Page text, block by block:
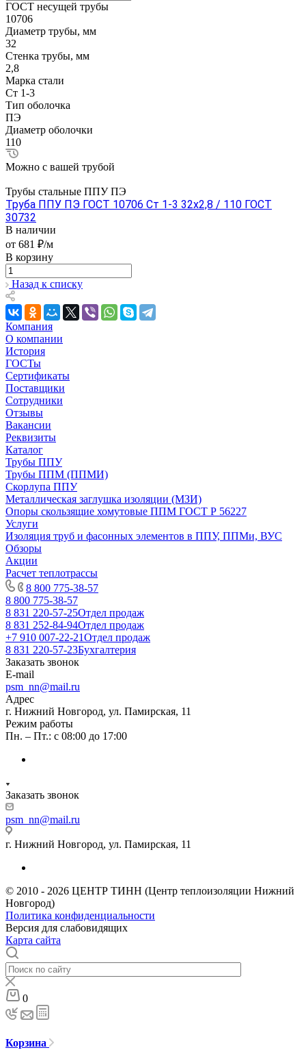
ГОСТ несущей трубы
10706
Диаметр трубы, мм
32
Стенка трубы, мм
2,8
Марка стали
Ст 1-3
Тип оболочка
ПЭ
Диаметр оболочки
110
Можно с вашей трубой
Трубы стальные ППУ ПЭ
Труба ППУ ПЭ ГОСТ 10706 Ст 1-3 32x2,8 / 110 ГОСТ
30732
В наличии
от 681 ₽/м
В корзину
Назад к списку
Компания
О компании
История
ГОСТы
Сертификаты
Поставщики
Сотрудники
Отзывы
Вакансии
Реквизиты
Каталог
Трубы ППУ
Трубы ППМ (ППМИ)
Скорлупа ППУ
Металлическая заглушка изоляции (МЗИ)
Опоры скользящие хомутовые ППМ ГОСТ Р 56227
Услуги
Изоляция труб и фасонных элементов в ППУ, ППМи, ВУС
Обзоры
Акции
Расчет теплотрассы
8 800 775-38-57
8 800 775-38-57
8 831 220-57-25Отдел продаж
8 831 252-84-94Отдел продаж
+7 910 007-22-21Отдел продаж
8 831 220-57-23Бухгалтерия
Заказать звонок
E-mail
psm_nn@mail.ru
Адрес
г. Нижний Новгород, ул. Памирская, 11
Режим работы
Пн. – Пт.: с 08:00 до 17:00
Заказать звонок
psm_nn@mail.ru
г. Нижний Новгород, ул. Памирская, 11
© 2010 - 2026 ЦЕНТР ТИНН (Центр теплоизоляции Нижний
Новгород)
Политика конфиденциальности
Версия для слабовидящих
Карта сайта
0
Корзина